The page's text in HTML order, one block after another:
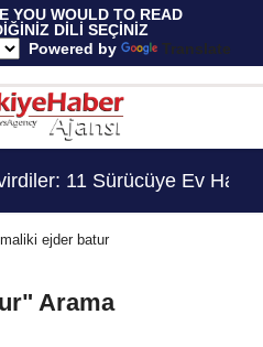
YOU WOULD TO READ
DİLİ SEÇİNİZ
Powered by
Translate
11 Sürücüye Ev
maliki ejder batur
Arama